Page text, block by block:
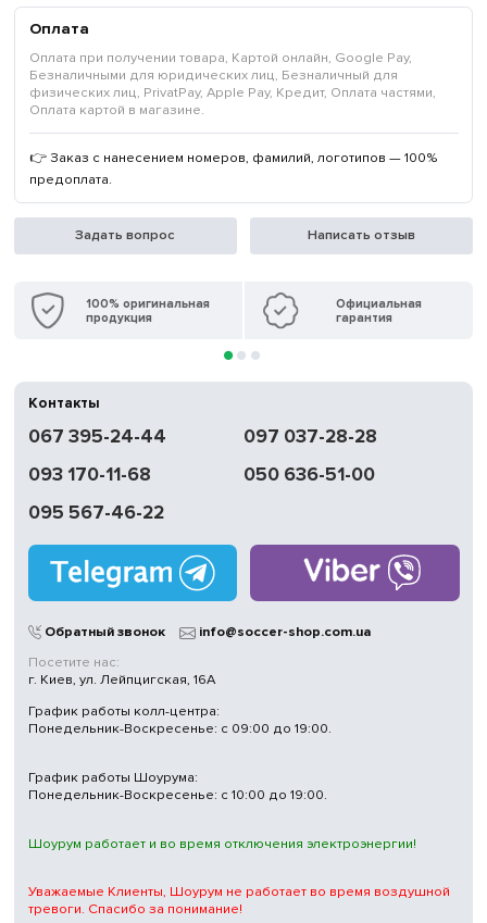
Оплата
Оплата при получении товара, Картой онлайн, Google Pay,
Безналичными для юридических лиц, Безналичный для
физических лиц, PrivatPay, Apple Pay, Кредит, Оплата частями,
Оплата картой в магазине.
👉 Заказ с нанесением номеров, фамилий, логотипов — 100%
предоплата.
Задать вопрос Написать отзыв
100% оригинальная
продукция
Официальная
гарантия
Контакты
067 395-24-44
097 037-28-28
093 170-11-68
050 636-51-00
095 567-46-22
Обратный звонок
info@soccer-shop.com.ua
Посетите нас:
г. Киев, ул. Лейпцигская, 16А
График работы колл-центра:
Понедельник-Воскресенье: с 09:00 до 19:00.
График работы Шоурума:
Понедельник-Воскресенье: с 10:00 до 19:00.
Шоурум работает и во время отключения электроэнергии!
Уважаемые Клиенты, Шоурум не работает во время воздушной
тревоги. Спасибо за понимание!